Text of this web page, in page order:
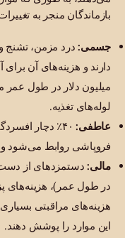
بازماندگان منجر به
جسمی:درد مزمن، تشنج و
میلیون دلار در طول عمر
لوله‌های تغذیه.
عاطفی:
۴۰٪ دچار
فروپاشی روابط می‌شود و
مالی:
هزینه‌های مراقبتی
این موارد را پوشش دهند.